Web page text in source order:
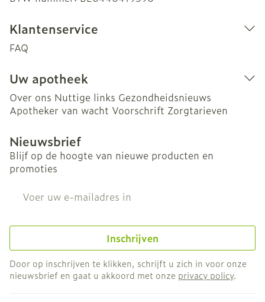
Klantenservice
FAQ
Uw apotheek
Over ons Nuttige links Gezondheidsnieuws
Apotheker van wacht Voorschrift Zorgtarieven
Nieuwsbrief
Blijf op de hoogte van nieuwe producten en
promoties
Inschrijven
Door op inschrijven te klikken, schrijft u zich in voor onze
nieuwsbrief en gaat u akkoord met onze privacy policy.